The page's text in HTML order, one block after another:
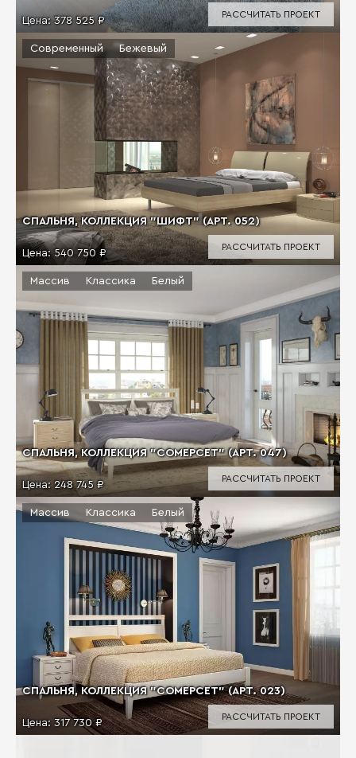
Цена:378 525 ₽
РАССЧИТАТЬ ПРОЕКТ
СПАЛЬНЯ, КОЛЛЕКЦИЯ "ШИФТ" (АРТ. 052)
Цена: 540 750 ₽
Современный Бежевый
РАССЧИТАТЬ ПРОЕКТ
СПАЛЬНЯ, КОЛЛЕКЦИЯ "СОМЕРСЕТ" (АРТ. 047)
Цена: 248 745 ₽
Массив Классика Белый
РАССЧИТАТЬ ПРОЕКТ
СПАЛЬНЯ, КОЛЛЕКЦИЯ "СОМЕРСЕТ" (АРТ. 023)
Цена: 317 730 ₽
Массив Классика Белый
РАССЧИТАТЬ ПРОЕКТ